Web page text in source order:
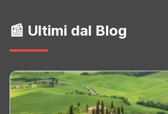
📰 Ultimi dal Blog